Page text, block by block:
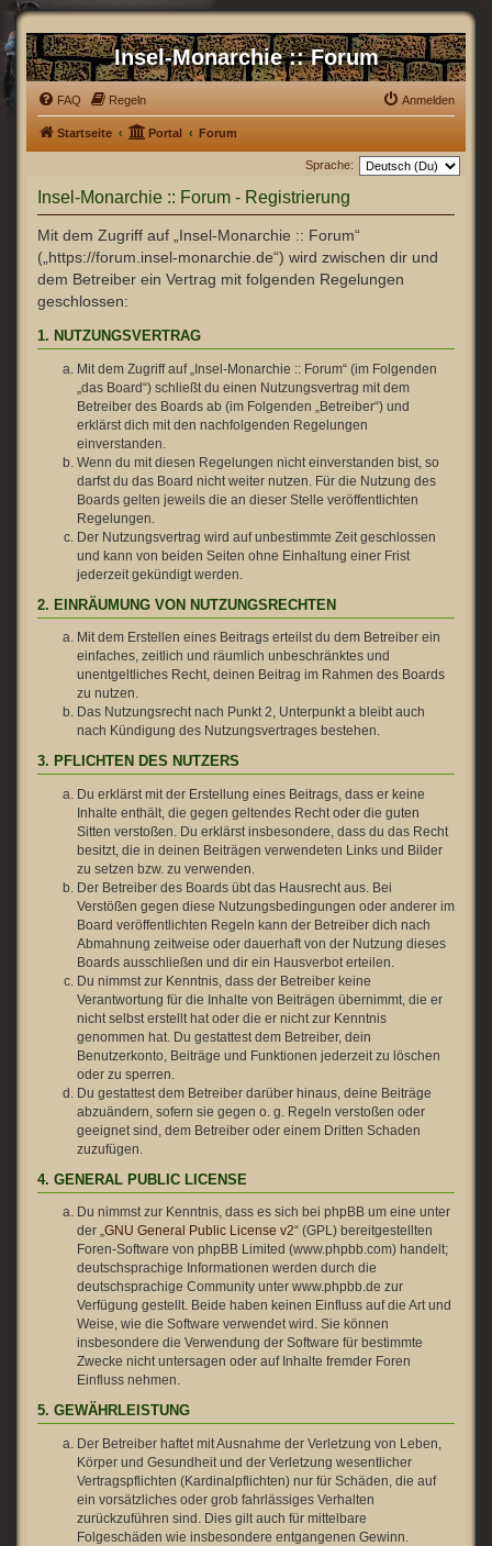
Insel-Monarchie :: Forum
FAQ Regeln Anmelden
Startseite Portal Forum
Sprache:
Insel-Monarchie :: Forum - Registrierung
Mit dem Zugriff auf „Insel-Monarchie :: Forum“
(„https://forum.insel-monarchie.de“) wird zwischen dir und
dem Betreiber ein Vertrag mit folgenden Regelungen
geschlossen:
1. NUTZUNGSVERTRAG
Mit dem Zugriff auf „Insel-Monarchie :: Forum“ (im Folgenden
„das Board“) schließt du einen Nutzungsvertrag mit dem
Betreiber des Boards ab (im Folgenden „Betreiber“) und
erklärst dich mit den nachfolgenden Regelungen
einverstanden.
Wenn du mit diesen Regelungen nicht einverstanden bist, so
darfst du das Board nicht weiter nutzen. Für die Nutzung des
Boards gelten jeweils die an dieser Stelle veröffentlichten
Regelungen.
Der Nutzungsvertrag wird auf unbestimmte Zeit geschlossen
und kann von beiden Seiten ohne Einhaltung einer Frist
jederzeit gekündigt werden.
2. EINRÄUMUNG VON NUTZUNGSRECHTEN
Mit dem Erstellen eines Beitrags erteilst du dem Betreiber ein
einfaches, zeitlich und räumlich unbeschränktes und
unentgeltliches Recht, deinen Beitrag im Rahmen des Boards
zu nutzen.
Das Nutzungsrecht nach Punkt 2, Unterpunkt a bleibt auch
nach Kündigung des Nutzungsvertrages bestehen.
3. PFLICHTEN DES NUTZERS
Du erklärst mit der Erstellung eines Beitrags, dass er keine
Inhalte enthält, die gegen geltendes Recht oder die guten
Sitten verstoßen. Du erklärst insbesondere, dass du das Recht
besitzt, die in deinen Beiträgen verwendeten Links und Bilder
zu setzen bzw. zu verwenden.
Der Betreiber des Boards übt das Hausrecht aus. Bei
Verstößen gegen diese Nutzungsbedingungen oder anderer im
Board veröffentlichten Regeln kann der Betreiber dich nach
Abmahnung zeitweise oder dauerhaft von der Nutzung dieses
Boards ausschließen und dir ein Hausverbot erteilen.
Du nimmst zur Kenntnis, dass der Betreiber keine
Verantwortung für die Inhalte von Beiträgen übernimmt, die er
nicht selbst erstellt hat oder die er nicht zur Kenntnis
genommen hat. Du gestattest dem Betreiber, dein
Benutzerkonto, Beiträge und Funktionen jederzeit zu löschen
oder zu sperren.
Du gestattest dem Betreiber darüber hinaus, deine Beiträge
abzuändern, sofern sie gegen o. g. Regeln verstoßen oder
geeignet sind, dem Betreiber oder einem Dritten Schaden
zuzufügen.
4. GENERAL PUBLIC LICENSE
Du nimmst zur Kenntnis, dass es sich bei phpBB um eine unter
der „GNU General Public License v2“ (GPL) bereitgestellten
Foren-Software von phpBB Limited (www.phpbb.com) handelt;
deutschsprachige Informationen werden durch die
deutschsprachige Community unter www.phpbb.de zur
Verfügung gestellt. Beide haben keinen Einfluss auf die Art und
Weise, wie die Software verwendet wird. Sie können
insbesondere die Verwendung der Software für bestimmte
Zwecke nicht untersagen oder auf Inhalte fremder Foren
Einfluss nehmen.
5. GEWÄHRLEISTUNG
Der Betreiber haftet mit Ausnahme der Verletzung von Leben,
Körper und Gesundheit und der Verletzung wesentlicher
Vertragspflichten (Kardinalpflichten) nur für Schäden, die auf
ein vorsätzliches oder grob fahrlässiges Verhalten
zurückzuführen sind. Dies gilt auch für mittelbare
Folgeschäden wie insbesondere entgangenen Gewinn.